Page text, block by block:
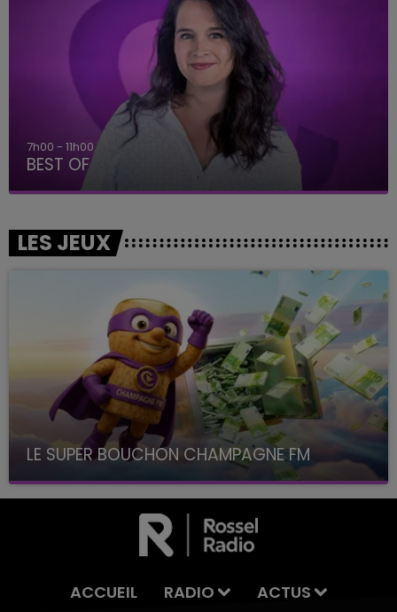
7h00 - 11h00
BEST OF
LES JEUX
LE SUPER BOUCHON CHAMPAGNE FM
avec La Famille Champagne FM, à 8H10
ACCUEIL RADIO ACTUS